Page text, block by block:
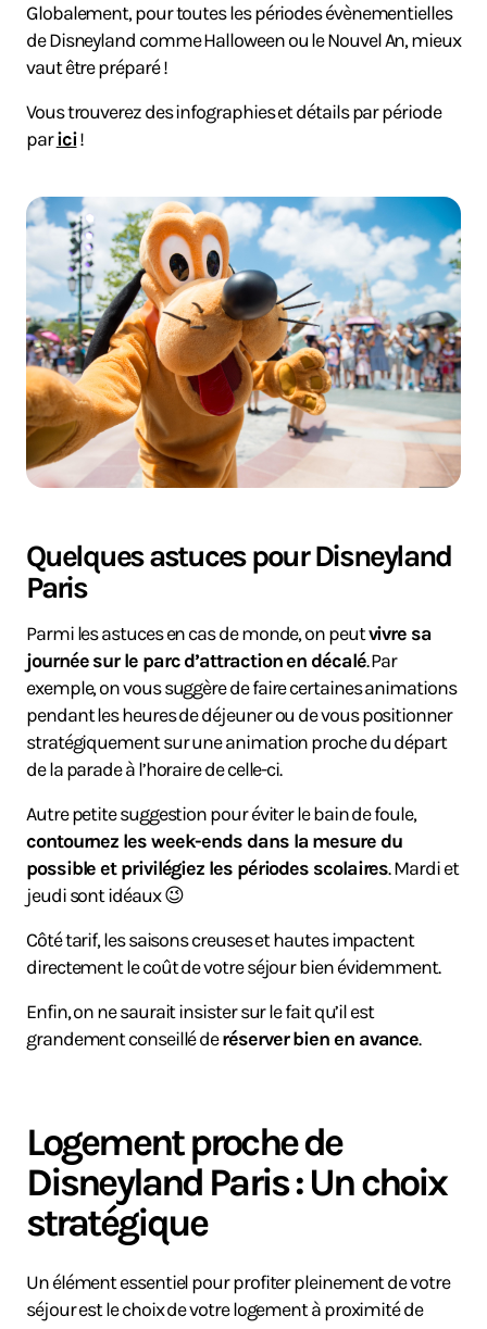
Globalement, pour toutes les périodes évènementielles
de Disneyland comme Halloween ou le Nouvel An, mieux
vaut être préparé !
Vous trouverez des infographies et détails par période
parici!
Quelques astuces pour Disneyland
Paris
Parmi les astuces en cas de monde, on peutvivre sa
journée sur le parc d’attraction en décalé. Par
exemple, on vous suggère de faire certaines animations
pendant les heures de déjeuner ou de vous positionner
stratégiquement sur une animation proche du départ
de la parade à l’horaire de celle-ci.
Autre petite suggestion pour éviter le bain de foule,
contournez les week-ends dans la mesure du
possible et privilégiez les périodes scolaires. Mardi et
jeudi sont idéaux 😉
Côté tarif, les saisons creuses et hautes impactent
directement le coût de votre séjour bien évidemment.
Enfin, on ne saurait insister sur le fait qu’il est
grandement conseillé deréserver bien en avance.
Logement proche de
Disneyland Paris : Un choix
stratégique
Un élément essentiel pour profiter pleinement de votre
séjour est le choix de votre logement à proximité de